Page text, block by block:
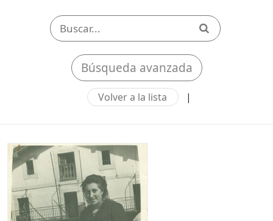
Búsqueda avanzada
Volver a la lista |